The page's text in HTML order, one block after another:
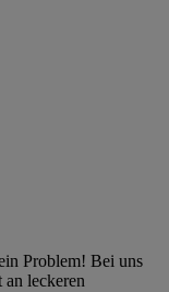
Problem! Bei uns
an leckeren